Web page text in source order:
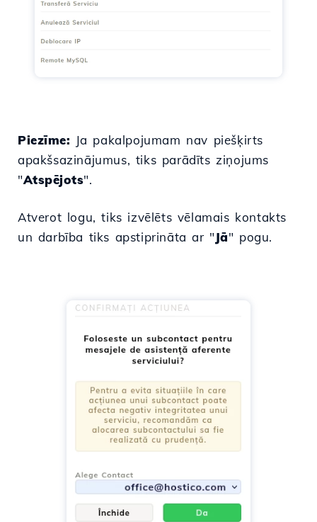
Piezīme: Ja pakalpojumam nav piešķirts
apakšsazinājumus, tiks parādīts ziņojums
"Atspējots".
Atverot logu, tiks izvēlēts vēlamais kontakts
un darbība tiks apstiprināta ar "Jā" pogu.